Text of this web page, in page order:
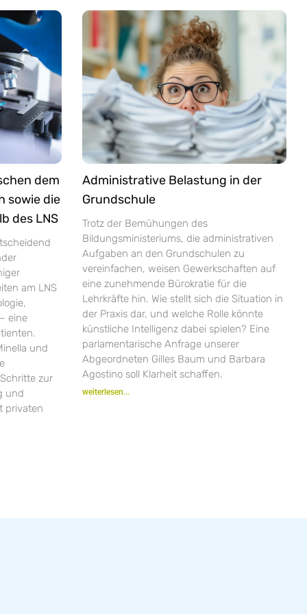
dem
sowie die
des LNS
am LNS
eine
und
zur
und
privaten
Administrative Belastung in der
Grundschule
Trotz der Bemühungen des
Bildungsministeriums, die administrativen
Aufgaben an den Grundschulen zu
vereinfachen, weisen Gewerkschaften auf
eine zunehmende Bürokratie für die
Lehrkräfte hin. Wie stellt sich die Situation in
der Praxis dar, und welche Rolle könnte
künstliche Intelligenz dabei spielen? Eine
parlamentarische Anfrage unserer
Abgeordneten Gilles Baum und Barbara
Agostino soll Klarheit schaffen.
weiterlesen...